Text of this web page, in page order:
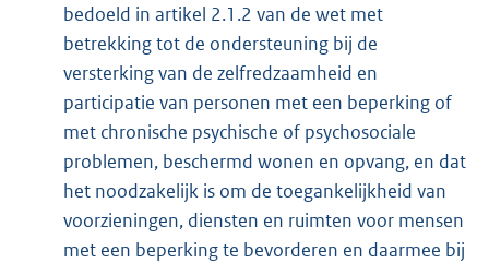
bedoeld in artikel 2.1.2 van de wet met
betrekking tot de ondersteuning bij de
versterking van de zelfredzaamheid en
participatie van personen met een beperking of
met chronische psychische of psychosociale
problemen, beschermd wonen en opvang, en dat
het noodzakelijk is om de toegankelijkheid van
voorzieningen, diensten en ruimten voor mensen
met een beperking te bevorderen en daarmee bij